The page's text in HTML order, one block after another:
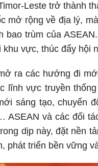
Leste trở thành
mở rộng về địa lý,
bao trùm của
vực, thúc đẩy hội
ra các hướng đi
lĩnh vực truyền
sáng tạo, chuyển
ASEAN và các đối
dịp này, đặt nền
phát triển bền vững